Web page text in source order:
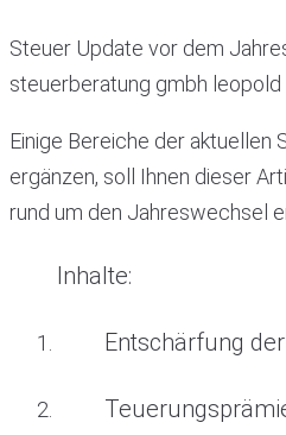
Steuer Update vor dem
steuerberatung gmbh
Einige Bereiche der
ergänzen, soll Ihnen dieser
rund um den Jahreswechsel
Inhalte:
Entschärfung